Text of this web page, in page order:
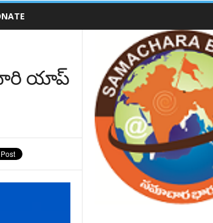
వారి యాప్